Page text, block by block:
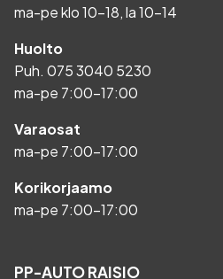
ma-pe klo 10-18, la 10-14
Huolto
Puh. 075 3040 5230
ma-pe 7:00-17:00
Varaosat
ma-pe 7:00-17:00
Korikorjaamo
ma-pe 7:00-17:00
PP-AUTO RAISIO